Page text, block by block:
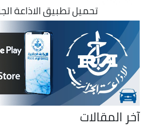
تحميل تطبيق الاذاعة
آخر المقالات